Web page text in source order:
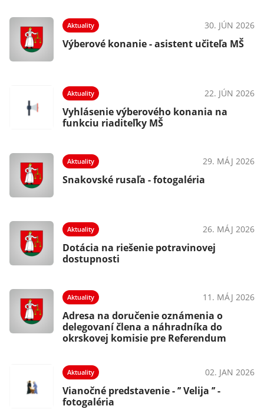
Aktuality 30. JÚN 2026
Výberové konanie - asistent učiteľa MŠ
Aktuality 22. JÚN 2026
Vyhlásenie výberového konania na
funkciu riaditeľky MŠ
Aktuality 29. MÁJ 2026
Snakovské rusaľa - fotogaléria
Aktuality 26. MÁJ 2026
Dotácia na riešenie potravinovej
dostupnosti
Aktuality 11. MÁJ 2026
Adresa na doručenie oznámenia o
delegovaní člena a náhradníka do
okrskovej komisie pre Referendum
Aktuality 02. JAN 2026
Vianočné predstavenie - ’’ Velija ’’ -
fotogaléria